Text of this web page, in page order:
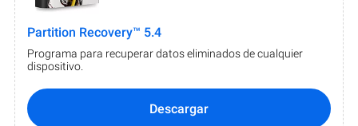
Partition Recovery™ 5.4
Programa para recuperar datos eliminados de cualquier
dispositivo.
Descargar